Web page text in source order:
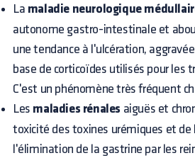
La maladie neurologique
autonome gastro-intestinale et
une tendance à l'ulcération,
base de corticoïdes utilisés pour les
C'est un phénomène très fréquent
Les maladies rénales aiguës et
toxicité des toxines urémiques et de
l'élimination de la gastrine par les